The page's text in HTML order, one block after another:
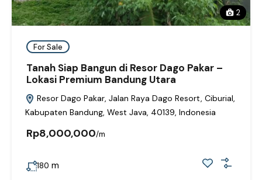
2
For Sale
Tanah Siap Bangun di Resor Dago Pakar –
Lokasi Premium Bandung Utara
Resor Dago Pakar, Jalan Raya Dago Resort, Ciburial,
Kabupaten Bandung, West Java, 40139, Indonesia
Rp8,000,000/m
180 m